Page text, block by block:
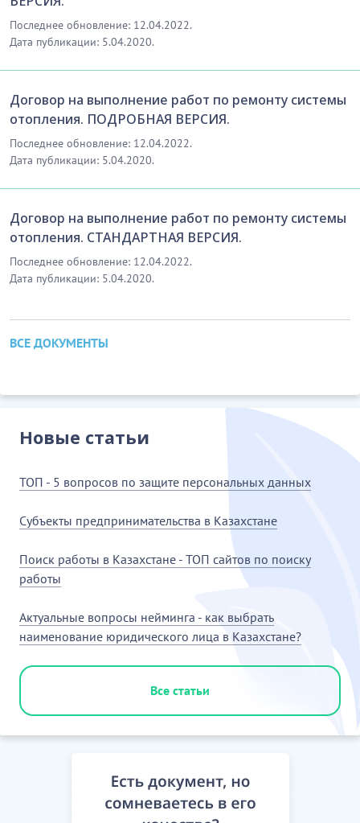
Последнее обновление: 12.04.2022.
Дата публикации: 5.04.2020.
Договор на выполнение работ по ремонту системы
отопления. ПОДРОБНАЯ ВЕРСИЯ.
Последнее обновление: 12.04.2022.
Дата публикации: 5.04.2020.
Договор на выполнение работ по ремонту системы
отопления. СТАНДАРТНАЯ ВЕРСИЯ.
Последнее обновление: 12.04.2022.
Дата публикации: 5.04.2020.
ВСЕ ДОКУМЕНТЫ
Новые статьи
ТОП - 5 вопросов по защите персональных данных
Субъекты предпринимательства в Казахстане
Поиск работы в Казахстане - ТОП сайтов по поиску
работы
Актуальные вопросы нейминга - как выбрать
наименование юридического лица в Казахстане?
Все статьи